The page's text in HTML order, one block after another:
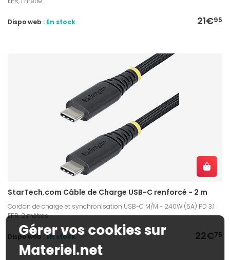
21€95
Dispo web : En stock
StarTech.com Câble de Charge USB-C renforcé - 2 m
Cordon de charge et synchronisation USB-C M/M - 240W (5A) PD 3.1
EPR, 2 mètres
22€75
Dispo web :En stock
Gérer vos cookies sur
Materiel.net